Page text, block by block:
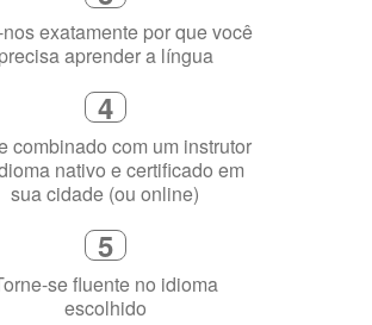
3
nos exatamente por que você
4
combinado com um instrutor
nativo e certificado em
5
Torne-se fluente no idioma